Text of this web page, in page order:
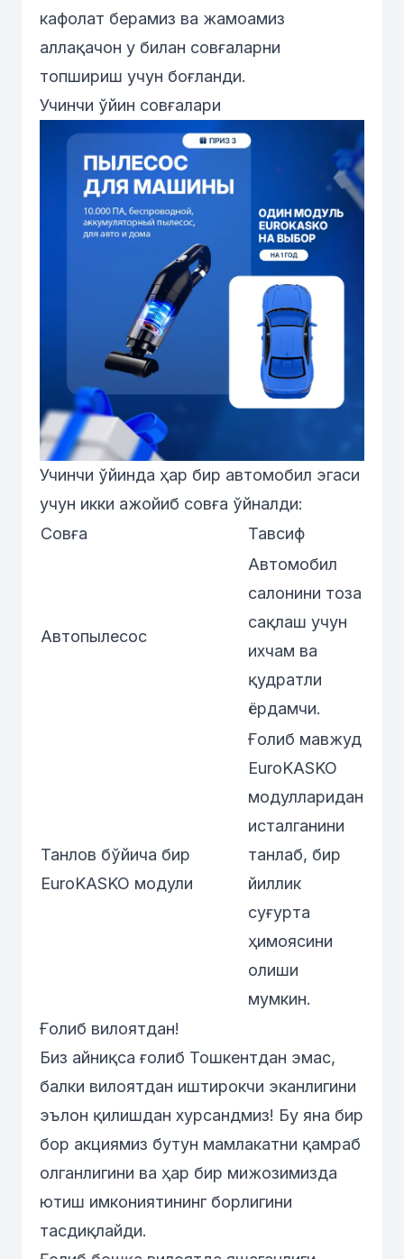
кафолат берамиз ва жамоамиз
аллақачон у билан совғаларни
топшириш учун боғланди.
Учинчи ўйин совғалари
Учинчи ўйинда ҳар бир автомобил эгаси
учун икки ажойиб совға ўйналди:
Совға
Тавсиф
Автопылесос
Автомобил
салонини тоза
сақлаш учун
ихчам ва
қудратли
ёрдамчи.
Танлов бўйича бир
EuroKASKO модули
Ғолиб мавжуд
EuroKASKO
модулларидан
исталганини
танлаб, бир
йиллик
суғурта
ҳимоясини
олиши
мумкин.
Ғолиб вилоятдан!
Биз айниқса ғолиб Тошкентдан эмас,
балки вилоятдан иштирокчи эканлигини
эълон қилишдан хурсандмиз! Бу яна бир
бор акциямиз бутун мамлакатни қамраб
олганлигини ва ҳар бир мижозимизда
ютиш имкониятининг борлигини
тасдиқлайди.